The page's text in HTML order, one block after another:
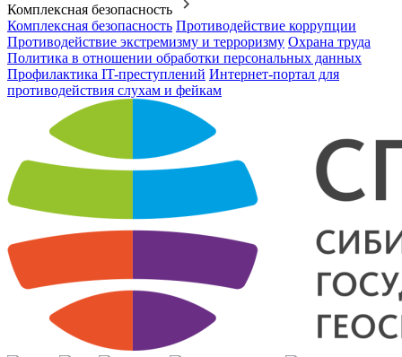
Комплексная безопасность
Комплексная безопасность Противодействие коррупции
Противодействие экстремизму и терроризму Охрана труда
Политика в отношении обработки персональных данных
Профилактика IT-преступлений Интернет-портал для
противодействия слухам и фейкам